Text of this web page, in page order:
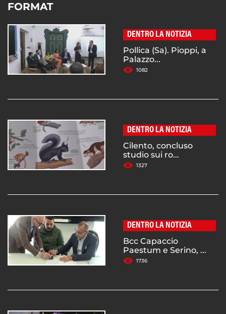
FORMAT
DENTRO LA NOTIZIA
Pollica (Sa). Pioppi, a
Palazzo...
1082
DENTRO LA NOTIZIA
Cilento, concluso
studio sui ro...
1327
DENTRO LA NOTIZIA
Bcc Capaccio
Paestum e Serino, ...
1736